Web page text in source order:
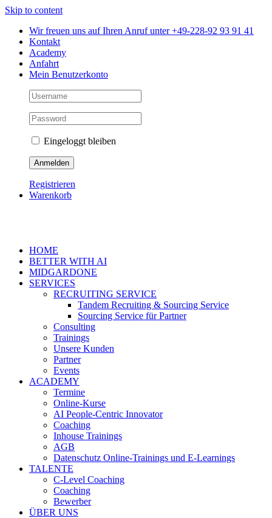
Skip to content
Wir freuen uns auf Ihren Anruf unter +49-228-92 93 91 41
Kontakt
Academy
Anfahrt
Mein Benutzerkonto
Eingeloggt bleiben
Registrieren
Warenkorb
HOME
BETTER WITH AI
MIDGARDONE
SERVICES
RECRUITING SERVICE
Tandem Recruiting & Sourcing Service
Sourcing Service für Partner
Consulting
Trainings
Unsere Kunden
Partner
Events
ACADEMY
Termine
Online-Kurse
AI People-Centric Innovator
Coaching
Inhouse Trainings
AGB
Datenschutz Online-Trainings und E-Learnings
TALENTE
C-Level Coaching
Coaching
Bewerber
ÜBER UNS